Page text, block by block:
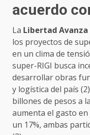
acuerdo
La Libertad Avanza
los proyectos de
en un clima de
super-RIGI busca
desarrollar obras
y logística del país
billones de pesos a
aumenta el gasto
un 17%, ambas